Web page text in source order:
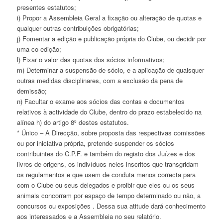
presentes estatutos;
i) Propor a Assembleia Geral a fixação ou alteração de quotas e
qualquer outras contribuições obrigatórias;
j) Fomentar a edição e publicação própria do Clube, ou decidir por
uma co-edição;
l) Fixar o valor das quotas dos sócios informativos;
m) Determinar a suspensão de sócio, e a aplicação de quaisquer
outras medidas disciplinares, com a exclusão da pena de
demissão;
n) Facultar o exame aos sócios das contas e documentos
relativos à actividade do Clube, dentro do prazo estabelecido na
alínea h) do artigo 8º destes estatutos.
* Único – A Direcção, sobre proposta das respectivas comissões
ou por iniciativa própria, pretende suspender os sócios
contribuintes do C.P.F. e também do registo dos Juízes e dos
livros de origens, os indivíduos neles inscritos que transgridam
os regulamentos e que usem de conduta menos correcta para
com o Clube ou seus delegados e proibir que eles ou os seus
animais concorram por espaço de tempo determinado ou não, a
concursos ou exposições . Dessa sua atitude dará conhecimento
aos interessados e a Assembleia no seu relatório.